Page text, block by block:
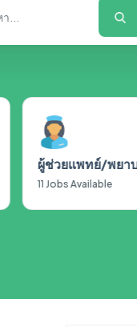
ผู้ช่วยแพทย์/พยา
11 Jobs Available